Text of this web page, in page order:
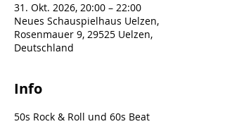
31. Okt. 2026, 20:00 – 22:00
Neues Schauspielhaus Uelzen,
Rosenmauer 9, 29525 Uelzen,
Deutschland
Info
50s Rock & Roll und 60s Beat